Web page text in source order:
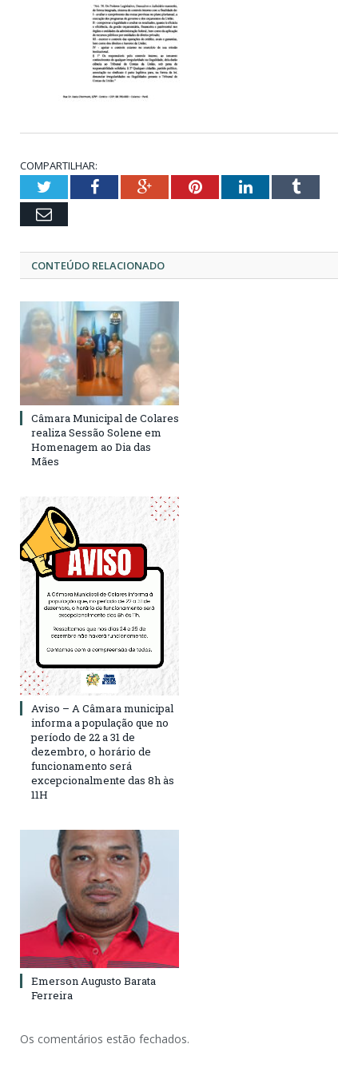
COMPARTILHAR:
TwitterFacebookGoogle+PinterestLinkedInTumblr
Email
CONTEÚDO RELACIONADO
Câmara Municipal de Colares
realiza Sessão Solene em
Homenagem ao Dia das
Mães
Aviso – A Câmara municipal
informa a população que no
período de 22 a 31 de
dezembro, o horário de
funcionamento será
excepcionalmente das 8h às
11H
Emerson Augusto Barata
Ferreira
Os comentários estão fechados.